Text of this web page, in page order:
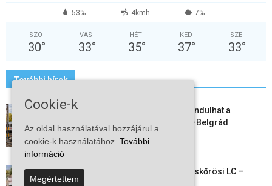
53% 4kmh 7%
SZO
30°
VAS
33°
HÉT
35°
KED
37°
SZE
33°
További hírek
Vitézy Dávid: már ősszel újraindulhat a
személyszállítás a Budapest–Belgrád
vasútvonalon
Megkezdte a felkészülést a Kiskőrösi LC –
együtt maradt a keret,...
Cookie-k
Az oldal használatával hozzájárul a
cookie-k használatához. További
információ
Megértettem